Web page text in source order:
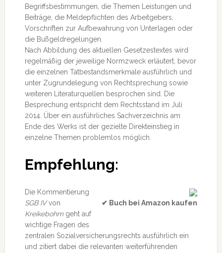
Begriffsbestimmungen, die Themen Leistungen und
Beiträge, die Meldepflichten des Arbeitgebers,
Vorschriften zur Aufbewahrung von Unterlagen oder
die Bußgeldregelungen.
Nach Abbildung des aktuellen Gesetzestextes wird
regelmäßig der jeweilige Normzweck erläutert, bevor
die einzelnen Tatbestandsmerkmale ausführlich und
unter Zugrundelegung von Rechtsprechung sowie
weiteren Literaturquellen besprochen sind. Die
Besprechung entspricht dem Rechtsstand im Juli
2014. Über ein ausführliches Sachverzeichnis am
Ende des Werks ist der gezielte Direkteinstieg in
einzelne Themen problemlos möglich.
Empfehlung:
✔ Buch bei Amazon kaufen
Die Kommentierung
SGB IVvon
Kreikebohmgeht auf
wichtige Fragen des
zentralen Sozialversicherungsrechts ausführlich ein
und zitiert dabei die relevanten weiterführenden